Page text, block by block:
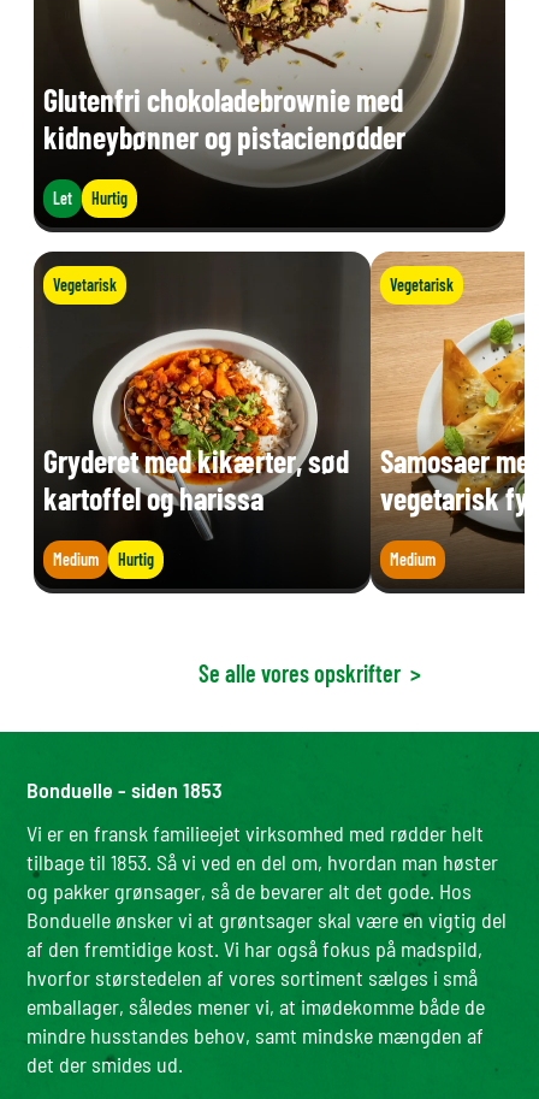
Glutenfri chokoladebrownie med
kidneybønner og pistacienødder
Let Hurtig
Vegetarisk
Gryderet med kikærter, sød
kartoffel og harissa
Medium Hurtig
Vegetarisk
Samosaer
vegetarisk
Medium
Se alle vores opskrifter >
Bonduelle - siden 1853
Vi er en fransk familieejet virksomhed med rødder helt
tilbage til 1853. Så vi ved en del om, hvordan man høster
og pakker grønsager, så de bevarer alt det gode. Hos
Bonduelle ønsker vi at grøntsager skal være en vigtig del
af den fremtidige kost. Vi har også fokus på madspild,
hvorfor størstedelen af vores sortiment sælges i små
emballager, således mener vi, at imødekomme både de
mindre husstandes behov, samt mindske mængden af
det der smides ud.